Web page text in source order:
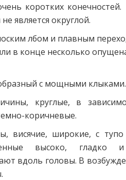
коротких
является округлой.
лбом и плавным
в конце несколько
с мощными клыками.
круглые, в
коричневые.
висячие, широкие, с тупо
высоко, гладко
вдоль головы. В